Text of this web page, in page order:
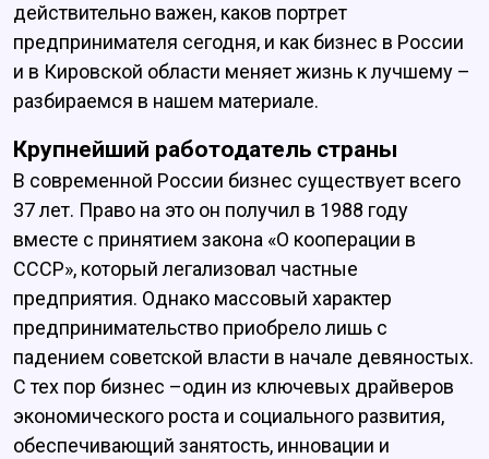
действительно важен, каков портрет
предпринимателя сегодня, и как бизнес в России
и в Кировской области меняет жизнь к лучшему –
разбираемся в нашем материале.
Крупнейший работодатель страны
В современной России бизнес существует всего
37 лет. Право на это он получил в 1988 году
вместе с принятием закона «О кооперации в
СССР», который легализовал частные
предприятия. Однако массовый характер
предпринимательство приобрело лишь с
падением советской власти в начале девяностых.
С тех пор бизнес –один из ключевых драйверов
экономического роста и социального развития,
обеспечивающий занятость, инновации и